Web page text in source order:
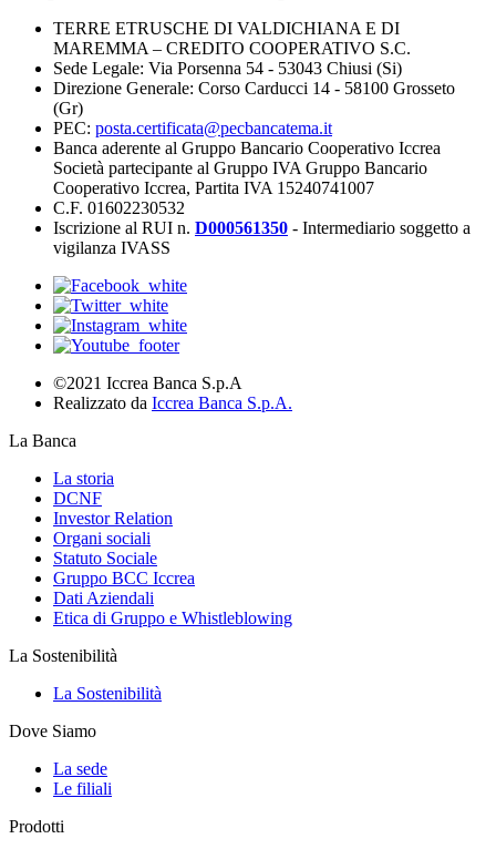
TERRE ETRUSCHE DI VALDICHIANA E DI
MAREMMA – CREDITO COOPERATIVO S.C.
Sede Legale: Via Porsenna 54 - 53043 Chiusi (Si)
Direzione Generale: Corso Carducci 14 - 58100 Grosseto
(Gr)
PEC: posta.certificata@pecbancatema.it
Banca aderente al Gruppo Bancario Cooperativo Iccrea
Società partecipante al Gruppo IVA Gruppo Bancario
Cooperativo Iccrea, Partita IVA 15240741007
C.F. 01602230532
Iscrizione al RUI n. D000561350 - Intermediario soggetto a
vigilanza IVASS
©2021 Iccrea Banca S.p.A
Realizzato da Iccrea Banca S.p.A.
La Banca
La storia
DCNF
Investor Relation
Organi sociali
Statuto Sociale
Gruppo BCC Iccrea
Dati Aziendali
Etica di Gruppo e Whistleblowing
La Sostenibilità
La Sostenibilità
Dove Siamo
La sede
Le filiali
Prodotti